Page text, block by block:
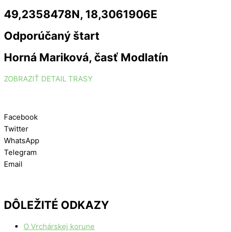
49,2358478N, 18,3061906E
Odporúčaný štart
Horná Mariková, časť Modlatín
ZOBRAZIŤ DETAIL TRASY
Facebook
Twitter
WhatsApp
Telegram
Email
DÔLEŽITÉ ODKAZY
O Vrchárskej korune